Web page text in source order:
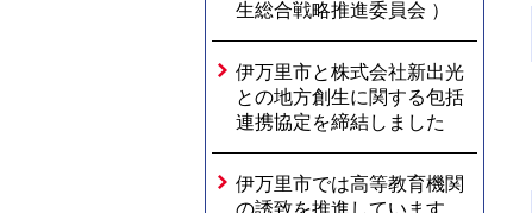
生総合戦略推進委員会 ）
伊万里市と株式会社新出光
との地方創生に関する包括
連携協定を締結しました
伊万里市では高等教育機関
の誘致を推進しています